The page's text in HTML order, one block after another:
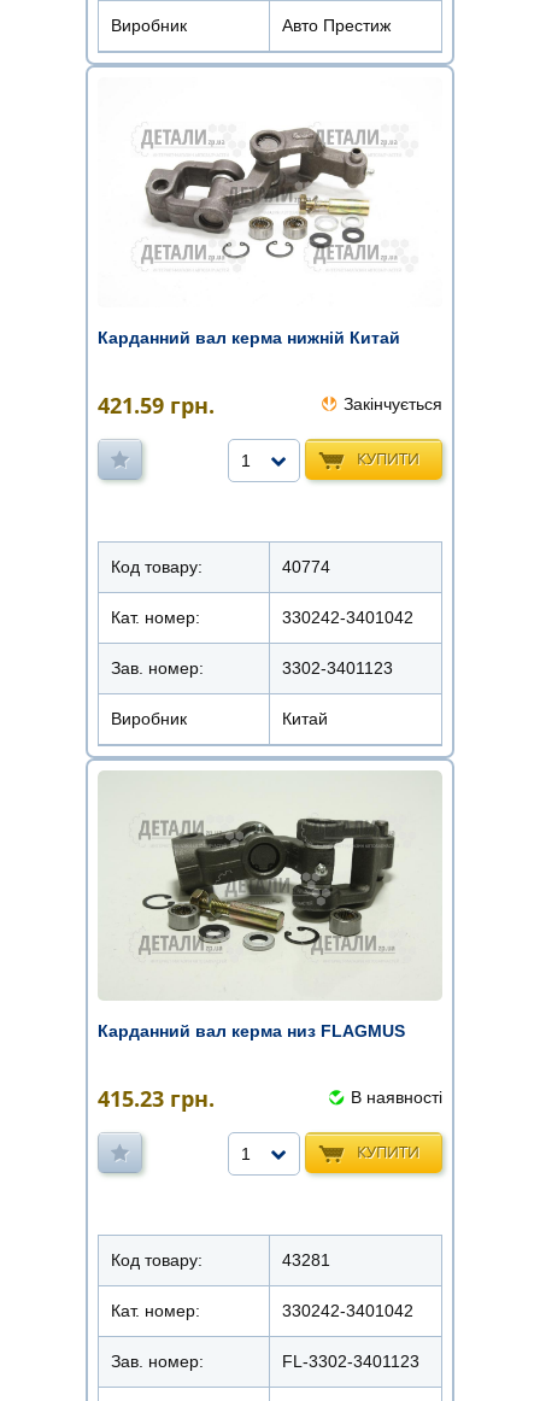
Виробник Авто Престиж
Карданний вал керма нижній Китай
421.59 грн. Закінчується
КУПИТИ
1
Код товару: 40774
Кат. номер: 330242-3401042
Зав. номер: 3302-3401123
Виробник Китай
Карданний вал керма низ FLAGMUS
415.23 грн. В наявності
КУПИТИ
1
Код товару: 43281
Кат. номер: 330242-3401042
Зав. номер: FL-3302-3401123